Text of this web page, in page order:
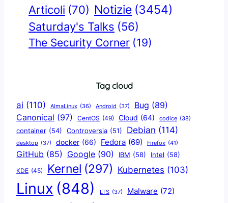
Articoli (70) Notizie (3454)
Saturday's Talks (56)
The Security Corner (19)
Tag cloud
ai (110) AlmaLinux (36) Android (37) Bug (89)
Canonical (97) CentOS (49) Cloud (64) codice (38)
container (54) Controversia (51) Debian (114)
desktop (37) docker (66) Fedora (69) Firefox (41)
GitHub (85) Google (90) IBM (58) Intel (58)
KDE (45) Kernel (297) Kubernetes (103)
Linux (848) LTS (37) Malware (72)